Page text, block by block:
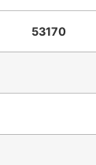
53170